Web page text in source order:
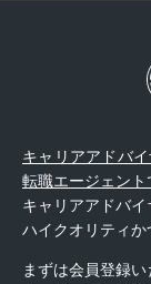
キャリアアドバ
転職エージェント
キャリアアドバ
ハイクオリティか
まずは会員登録